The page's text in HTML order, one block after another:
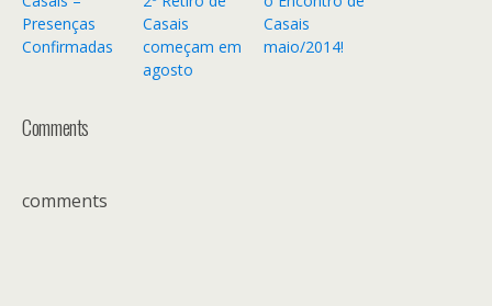
Presenças
Confirmadas
Casais
começam em
agosto
Casais
maio/2014!
Comments
comments